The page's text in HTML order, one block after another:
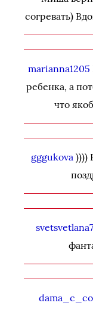
согревать)
marianna1205
ребенка, а
что
gggukova))))